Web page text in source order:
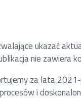
ukazać
nie zawiera
za lata
i